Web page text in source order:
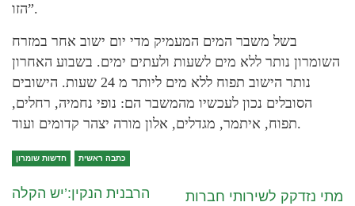
הזו”.
בשל משבר המים המעמיק מדי יום ישוב אחר במזרח
השומרון נותר ללא מים לשעות ולעתים ימים. בשבוע האחרון
נותר הישוב תפוח ללא מים ליותר מ 24 שעות. הישובים
הסובלים נכון לעכשיו מהמשבר הם: נופי נחמיה, רחלים,
תפוח, איתמר, מגדלים, אלון מורה יצהר קדומים ועוד.
חדשות שומרון כתבה ראשית
הרבנית הנקין:’יש הקלה
מתי נזדקק לשירותי חברות